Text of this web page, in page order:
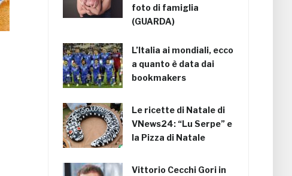
foto di famiglia
(GUARDA)
L’Italia ai mondiali, ecco
a quanto è data dai
bookmakers
Le ricette di Natale di
VNews24: “Lu Serpe” e
la Pizza di Natale
Vittorio Cecchi Gori in